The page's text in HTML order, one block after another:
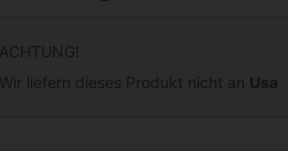
ACHTUNG!
Wir liefern dieses Produkt nicht an Usa